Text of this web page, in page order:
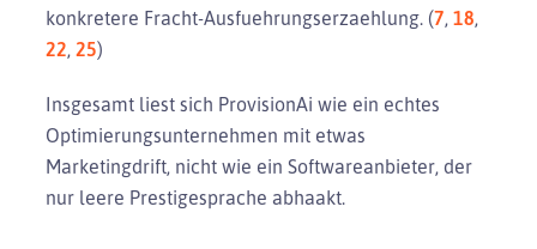
konkretere Fracht-Ausfuehrungserzaehlung. (7, 18,
22, 25)
Insgesamt liest sich ProvisionAi wie ein echtes
Optimierungsunternehmen mit etwas
Marketingdrift, nicht wie ein Softwareanbieter, der
nur leere Prestigesprache abhaakt.